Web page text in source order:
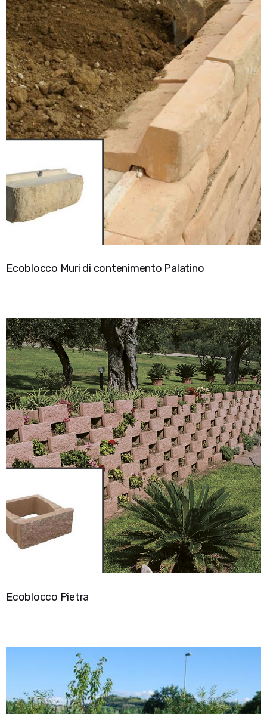
Ecoblocco Muri di contenimento Palatino
Ecoblocco Pietra